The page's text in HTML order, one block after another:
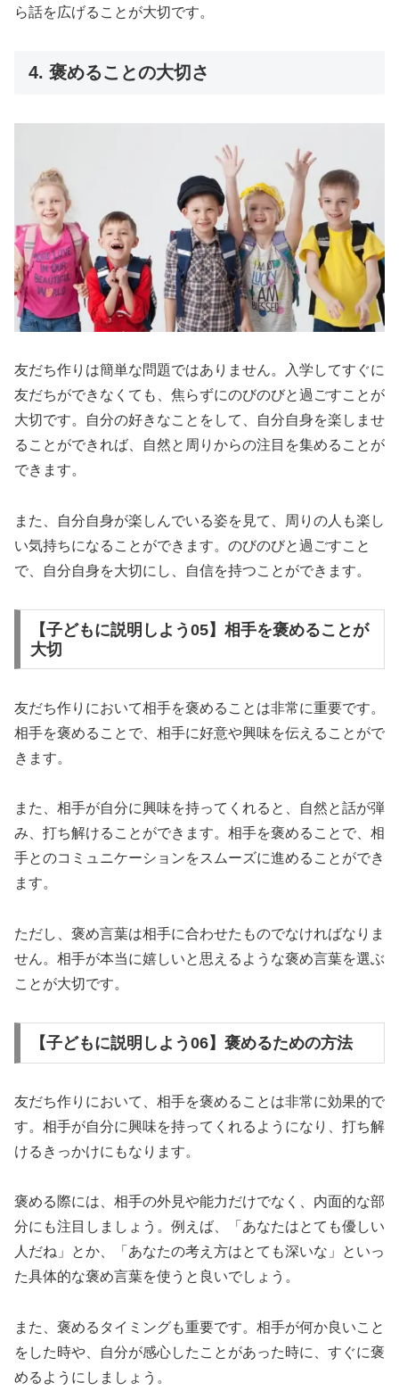
ら話を広げることが大切です。
4. 褒めることの大切さ
友だち作りは簡単な問題ではありません。入学してすぐに
友だちができなくても、焦らずにのびのびと過ごすことが
大切です。自分の好きなことをして、自分自身を楽しませ
ることができれば、自然と周りからの注目を集めることが
できます。
また、自分自身が楽しんでいる姿を見て、周りの人も楽し
い気持ちになることができます。のびのびと過ごすこと
で、自分自身を大切にし、自信を持つことができます。
【子どもに説明しよう05】相手を褒めることが
大切
友だち作りにおいて相手を褒めることは非常に重要です。
相手を褒めることで、相手に好意や興味を伝えることがで
きます。
また、相手が自分に興味を持ってくれると、自然と話が弾
み、打ち解けることができます。相手を褒めることで、相
手とのコミュニケーションをスムーズに進めることができ
ます。
ただし、褒め言葉は相手に合わせたものでなければなりま
せん。相手が本当に嬉しいと思えるような褒め言葉を選ぶ
ことが大切です。
【子どもに説明しよう06】褒めるための方法
友だち作りにおいて、相手を褒めることは非常に効果的で
す。相手が自分に興味を持ってくれるようになり、打ち解
けるきっかけにもなります。
褒める際には、相手の外見や能力だけでなく、内面的な部
分にも注目しましょう。例えば、「あなたはとても優しい
人だね」とか、「あなたの考え方はとても深いな」といっ
た具体的な褒め言葉を使うと良いでしょう。
また、褒めるタイミングも重要です。相手が何か良いこと
をした時や、自分が感心したことがあった時に、すぐに褒
めるようにしましょう。